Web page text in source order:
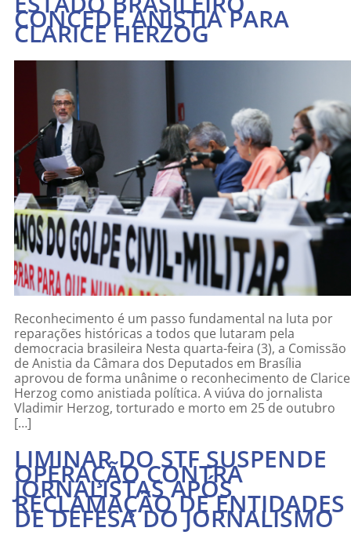
CONCEDE ANISTIA PARA
CLARICE HERZOG
Reconhecimento é um passo fundamental na luta por
reparações históricas a todos que lutaram pela
democracia brasileira Nesta quarta-feira (3), a Comissão
de Anistia da Câmara dos Deputados em Brasília
aprovou de forma unânime o reconhecimento de Clarice
Herzog como anistiada política. A viúva do jornalista
Vladimir Herzog, torturado e morto em 25 de outubro
[…]
LIMINAR DO STF SUSPENDE
OPERAÇÃO CONTRA
JORNALISTAS APÓS
RECLAMAÇÃO DE ENTIDADES
DE DEFESA DO JORNALISMO